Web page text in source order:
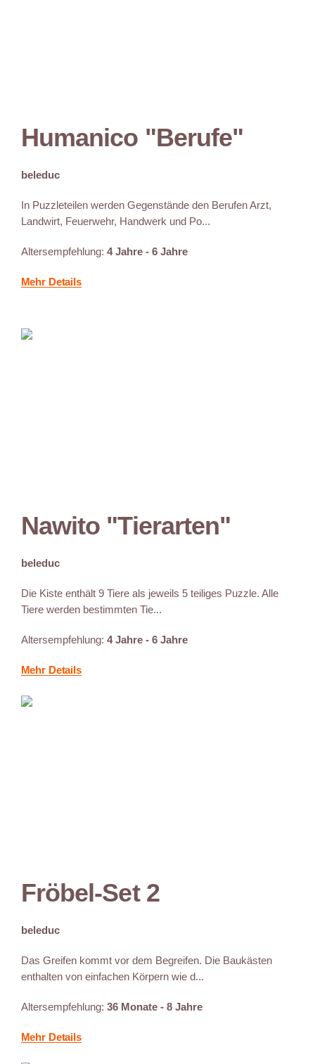
Humanico "Berufe"
beleduc
In Puzzleteilen werden Gegenstände den Berufen Arzt,
Landwirt, Feuerwehr, Handwerk und Po...
Altersempfehlung: 4 Jahre - 6 Jahre
Mehr Details
Nawito "Tierarten"
beleduc
Die Kiste enthält 9 Tiere als jeweils 5 teiliges Puzzle. Alle
Tiere werden bestimmten Tie...
Altersempfehlung: 4 Jahre - 6 Jahre
Mehr Details
Fröbel-Set 2
beleduc
Das Greifen kommt vor dem Begreifen. Die Baukästen
enthalten von einfachen Körpern wie d...
Altersempfehlung: 36 Monate - 8 Jahre
Mehr Details